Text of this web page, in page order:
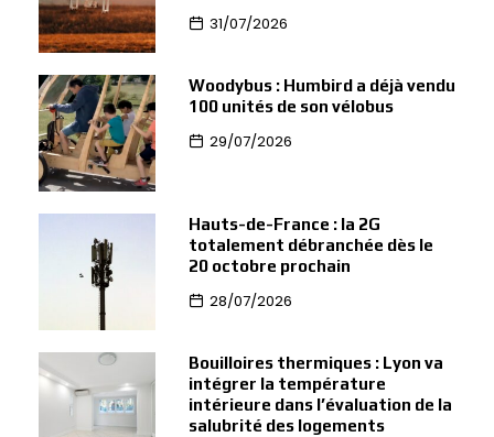
31/07/2026
Woodybus : Humbird a déjà vendu
100 unités de son vélobus
29/07/2026
Hauts-de-France : la 2G
totalement débranchée dès le
20 octobre prochain
28/07/2026
Bouilloires thermiques : Lyon va
intégrer la température
intérieure dans l’évaluation de la
salubrité des logements